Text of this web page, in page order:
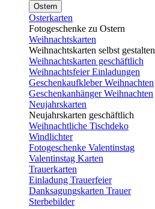
Ostern
Osterkarten
Fotogeschenke zu Ostern
Weihnachtskarten
Weihnachtskarten selbst gestalten
Weihnachtskarten geschäftlich
Weihnachtsfeier Einladungen
Geschenkaufkleber Weihnachten
Geschenkanhänger Weihnachten
Neujahrskarten
Neujahrskarten geschäftlich
Weihnachtliche Tischdeko
Windlichter
Fotogeschenke Valentinstag
Valentinstag Karten
Trauerkarten
Einladung Trauerfeier
Danksagungskarten Trauer
Sterbebilder